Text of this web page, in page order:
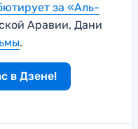
за «Аль-
Аравии, Дани
.
в Дзене!